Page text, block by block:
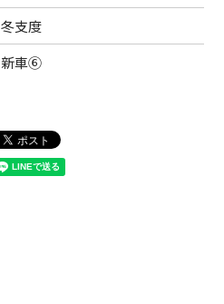
冬支度
新車⑥